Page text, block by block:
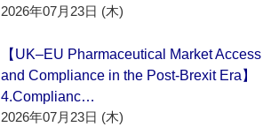
2026年07月23日 (木)
【UK–EU Pharmaceutical Market Access
and Compliance in the Post-Brexit Era】
4.Complianc…
2026年07月23日 (木)